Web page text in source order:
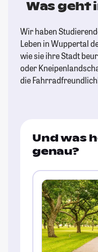
Was geht
Wir haben
Leben in Wuppertal
wie sie ihre Stadt
oder
die
Und was
genau?